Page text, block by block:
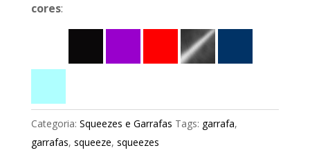
cores:
Categoria: Squeezes e Garrafas Tags: garrafa,
garrafas, squeeze, squeezes